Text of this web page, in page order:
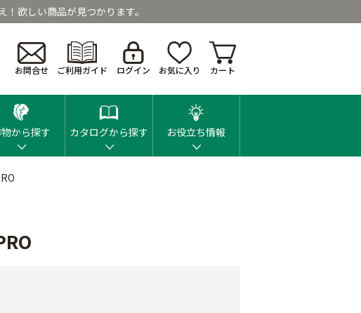
欲しい商品が見つかります。
お問合せ ご利用ガイド ログイン お気に入り カート
から探す カタログから探す お役立ち情報